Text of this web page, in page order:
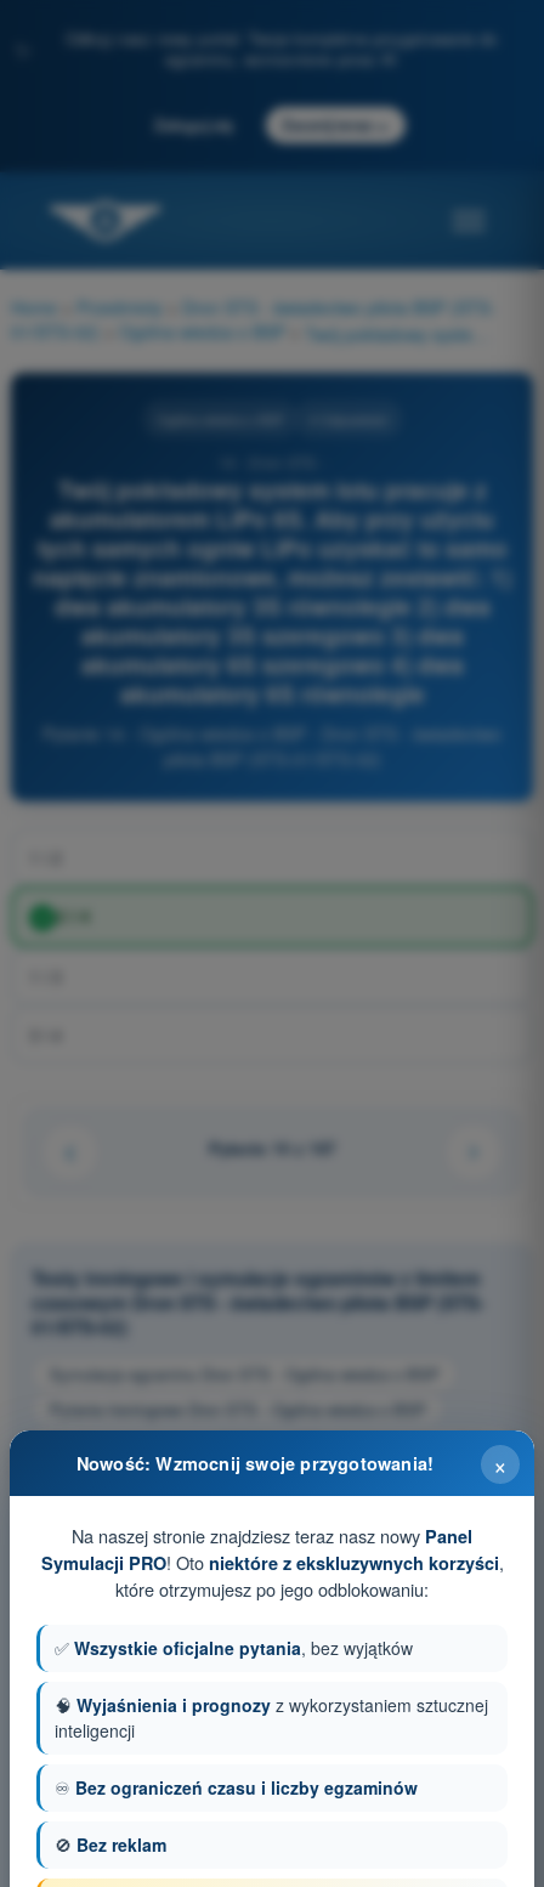
Odkryj nasz nowy portal: Twoje kompletne przygotowanie do
Zaloguj się Zacznij teraz
Home Przedmioty
Dron STS - świadectwo pilota BSP (STS-
Ogólna wiedza o BSP
Twój pokładowy system lotu pracuje z
akumulatorem LiPo 6S. Aby przy użyciu
tych samych ogniw LiPo uzyskać to samo
napięcie znamionowe, możesz zestawić: 1)
dwa akumulatory 3S równolegle 2) dwa
akumulatory 3S szeregowo 3) dwa
akumulatory 6S szeregowo 4) dwa
akumulatory 6S równolegle
2 i 4
Pytanie 14 z 167
Testy treningowe i symulacje egzaminów z limitem
czasowym Dron STS - świadectwo pilota BSP (STS-
Symulacja egzaminu Dron STS - Ogólna wiedza o BSP
Pytania treningowe Dron STS - Ogólna wiedza o BSP
Pytania egzaminacyjne PDF Dron STS - Ogólna wiedza o BSP
×
Nowość: Wzmocnij swoje przygotowania!
Na naszej stronie znajdziesz teraz nasz nowy Panel
Symulacji PRO! Oto niektóre z ekskluzywnych korzyści,
które otrzymujesz po jego odblokowaniu:
✅ Wszystkie oficjalne pytania, bez wyjątków
🧠 Wyjaśnienia i prognozy z wykorzystaniem sztucznej
inteligencji
♾️ Bez ograniczeń czasu i liczby egzaminów
🚫 Bez reklam